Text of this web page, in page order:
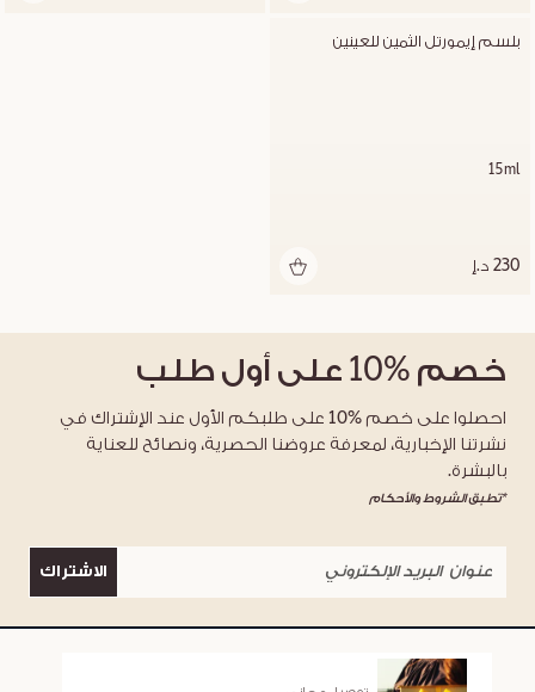
بلسم إيمورتل الثمين للعينين
15ml
230 د.إ
خصم %10 على أول طلب
احصلوا على خصم %10 على طلبكم الأول عند الإشتراك في
نشرتنا الإخبارية، لمعرفة عروضنا الحصرية، ونصائح للعناية
بالبشرة.
*تطبق الشروط والأحكام
الاشتراك